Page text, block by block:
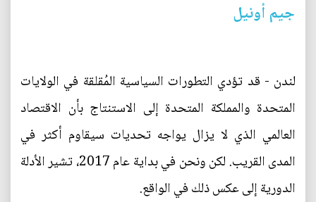
جيم أونيل
لندن - قد تؤدي التطورات السياسية المُقلقة في الولايات
المتحدة والمملكة المتحدة إلى الاستنتاج بأن الاقتصاد
العالمي الذي لا يزال يواجه تحديات سيقاوم أكثر في
المدى القريب. لكن ونحن في بداية عام 2017، تشير الأدلة
الدورية إلى عكس ذلك في الواقع.